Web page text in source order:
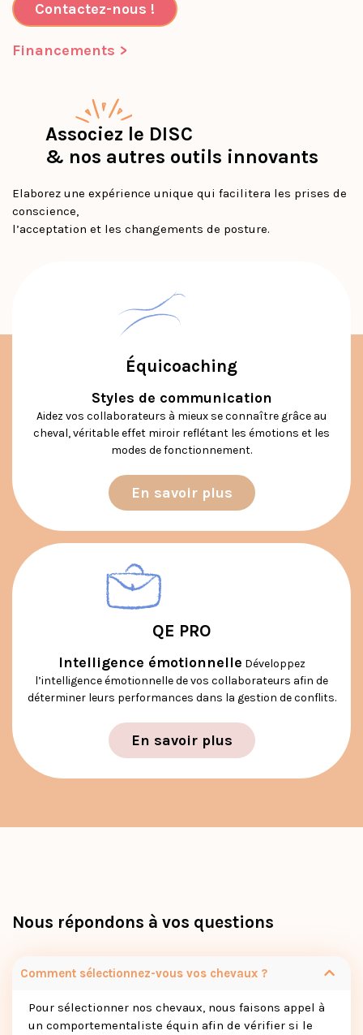
Contactez-nous !
Financements >
Associez le DISC
& nos autres outils innovants
Elaborez une expérience unique qui facilitera les prises de
conscience,
l’acceptation et les changements de posture.
Équicoaching
Styles de communication
Aidez vos collaborateurs à mieux se connaître grâce au
cheval, véritable effet miroir reflétant les émotions et les
modes de fonctionnement.
En savoir plus
QE PRO
Intelligence émotionnelle Développez
l’intelligence émotionnelle de vos collaborateurs afin de
déterminer leurs performances dans la gestion de conflits.
En savoir plus
Nous répondons à vos questions
Comment sélectionnez-vous vos chevaux ?
Pour sélectionner nos chevaux, nous faisons appel à
un comportementaliste équin afin de vérifier si le